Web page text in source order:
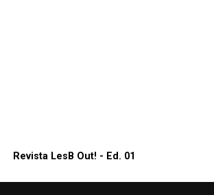
Revista LesB Out! - Ed. 01